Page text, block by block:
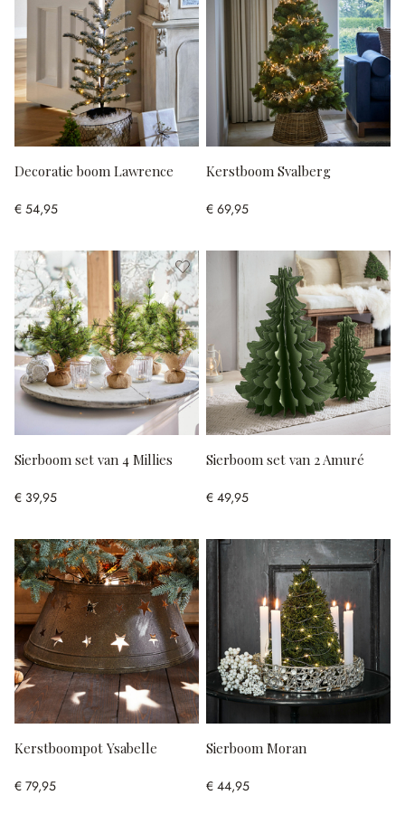
Decoratie boom Lawrence
€ 54,95
Kerstboom Svalberg
€ 69,95
Sierboom set van 4 Millies
€ 39,95
Sierboom set van 2 Amuré
€ 49,95
Kerstboompot Ysabelle
€ 79,95
Sierboom Moran
€ 44,95